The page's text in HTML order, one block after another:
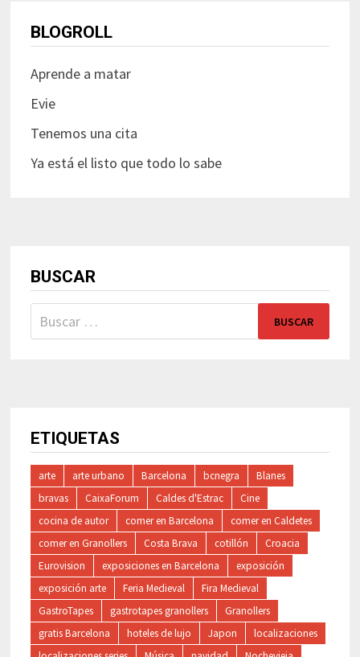
BLOGROLL
Aprende a matar
Evie
Tenemos una cita
Ya está el listo que todo lo sabe
BUSCAR
Buscar:
ETIQUETAS
arte arte urbano Barcelona bcnegra
Blanes
bravas
CaixaForum Caldes d'Estrac
Cine
cocina de autor
comer en Barcelona
comer en Caldetes
comer en Granollers
Costa Brava cotillón
Croacia
Eurovision
exposiciones en Barcelona
exposición
exposición arte
Feria Medieval
Fira Medieval
GastroTapes
gastrotapes granollers
Granollers
gratis Barcelona
hoteles de lujo Japon
localizaciones